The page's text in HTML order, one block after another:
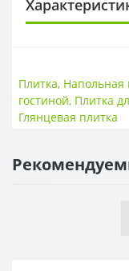
Размер
Тип
Толщина
Поверхность
Плитка, Напольная
гостиной, Плитка
Глянцевая плитка